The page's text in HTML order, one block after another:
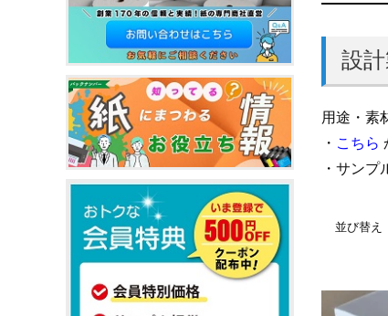
設
用途・素
・ こちら
・サンプ
並び替え